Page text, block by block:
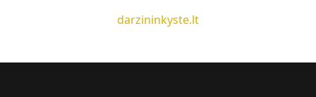
darzininkyste.lt